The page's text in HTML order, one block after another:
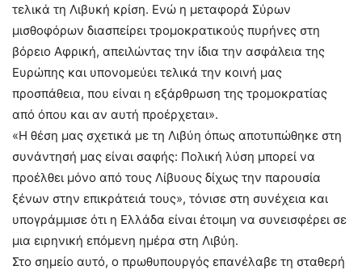
τελικά τη Λιβυκή κρίση. Ενώ η μεταφορά Σύρων
μισθοφόρων διασπείρει τρομοκρατικούς πυρήνες στη
βόρειο Αφρική, απειλώντας την ίδια την ασφάλεια της
Ευρώπης και υπονομεύει τελικά την κοινή μας
προσπάθεια, που είναι η εξάρθρωση της τρομοκρατίας
από όπου και αν αυτή προέρχεται».
«Η θέση μας σχετικά με τη Λιβύη όπως αποτυπώθηκε στη
συνάντησή μας είναι σαφής: Πολική λύση μπορεί να
προέλθει μόνο από τους Λίβυους δίχως την παρουσία
ξένων στην επικράτειά τους», τόνισε στη συνέχεια και
υπογράμμισε ότι η Ελλάδα είναι έτοιμη να συνεισφέρει σε
μια ειρηνική επόμενη ημέρα στη Λιβύη.
Στο σημείο αυτό, ο πρωθυπουργός επανέλαβε τη σταθερή